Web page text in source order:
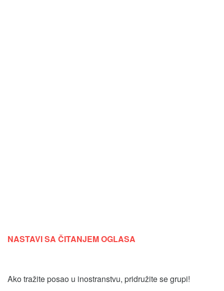
NASTAVI SA ČITANJEM OGLASA
Ako tražite posao u inostranstvu, pridružite se grupi!